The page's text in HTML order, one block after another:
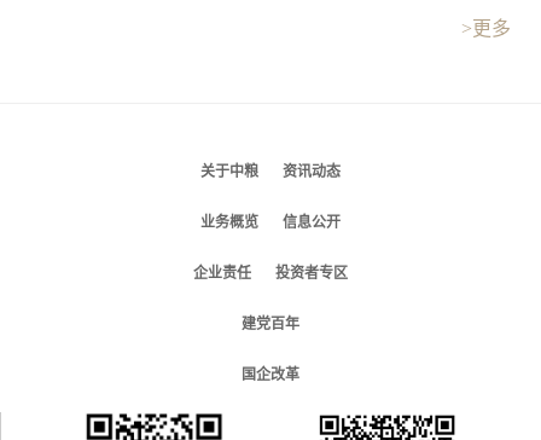
>更多
关于中粮 资讯动态
业务概览 信息公开
企业责任 投资者专区
建党百年
国企改革